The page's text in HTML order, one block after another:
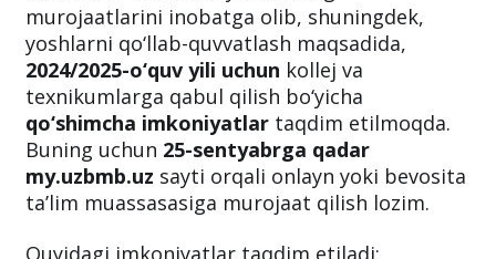
berilmoqda
Ota-onalar va abituriyentlarning
murojaatlarini inobatga olib, shuningdek,
yoshlarni qo‘llab-quvvatlash maqsadida,
2024/2025-o‘quv yili uchunkollej va
texnikumlarga qabul qilish bo‘yicha
qo‘shimcha imkoniyatlartaqdim etilmoqda.
my.uzbmb.uzsayti orqali onlayn yoki bevosita